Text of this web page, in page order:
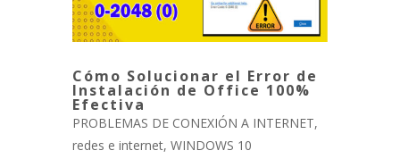
Cómo Solucionar el Error de
Instalación de Office 100%
Efectiva
PROBLEMAS DE CONEXIÓN A INTERNET,
redes e internet, WINDOWS 10